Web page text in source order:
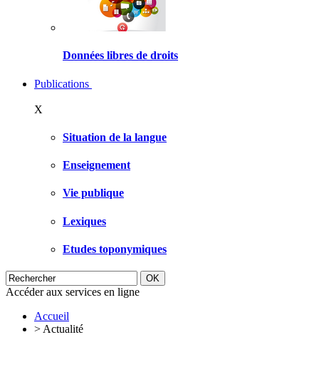
Données libres de droits
Publications
X
Situation de la langue
Enseignement
Vie publique
Lexiques
Etudes toponymiques
Accéder aux services en ligne
Accueil
> Actualité